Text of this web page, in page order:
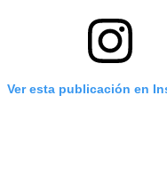
Ver esta publicación en